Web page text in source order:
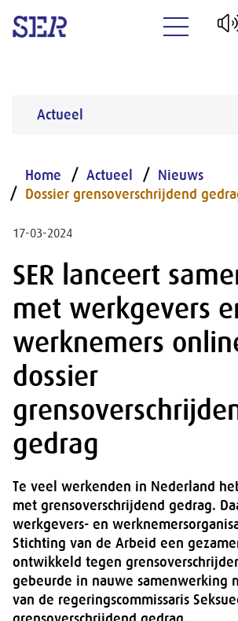
Actueel
Home Actueel
Nieuws
Dossier grensoverschrijdend
17-03-2024
SER lanceert
met werkgevers
werknemers
dossier
gedrag
Te veel werkenden in Nederland
met grensoverschrijdend gedrag.
werkgevers- en
Stichting van de Arbeid een
ontwikkeld tegen
gebeurde in nauwe samenwerking
van de regeringscommissaris